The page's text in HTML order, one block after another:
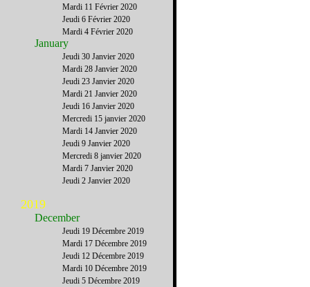
Mardi 11 Février 2020
Jeudi 6 Février 2020
Mardi 4 Février 2020
January
Jeudi 30 Janvier 2020
Mardi 28 Janvier 2020
Jeudi 23 Janvier 2020
Mardi 21 Janvier 2020
Jeudi 16 Janvier 2020
Mercredi 15 janvier 2020
Mardi 14 Janvier 2020
Jeudi 9 Janvier 2020
Mercredi 8 janvier 2020
Mardi 7 Janvier 2020
Jeudi 2 Janvier 2020
2019
December
Jeudi 19 Décembre 2019
Mardi 17 Décembre 2019
Jeudi 12 Décembre 2019
Mardi 10 Décembre 2019
Jeudi 5 Décembre 2019